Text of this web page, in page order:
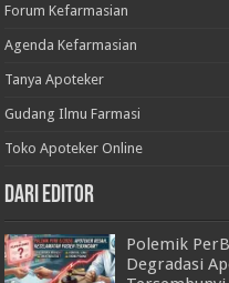
Forum Kefarmasian
Agenda Kefarmasian
Tanya Apoteker
Gudang Ilmu Farmasi
Toko Apoteker Online
Dari Editor
Polemik
Degradasi